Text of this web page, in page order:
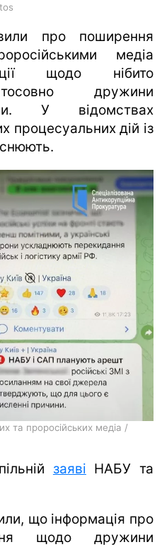
про поширення
медіа
щодо нібито
дружини
У відомствах
процесуальних дій із
та проросійських медіа /
заяві НАБУ та
що інформація про
щодо дружини